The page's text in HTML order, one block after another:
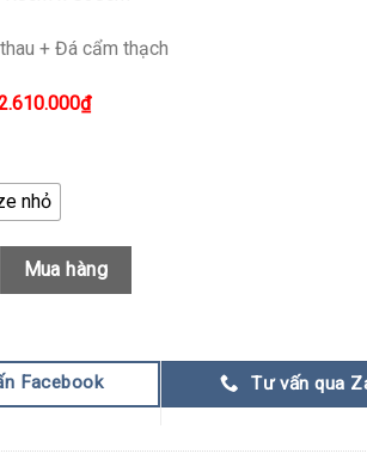
+ Đá cẩm thạch
₫
nhỏ
Bổng quantity
Mua hàng
Facebook Tư vấn qua